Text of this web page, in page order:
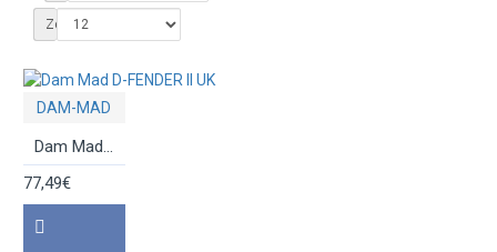
Zobraziť:
DAM-MAD
Dam Mad D-FENDER II UK
77,49€